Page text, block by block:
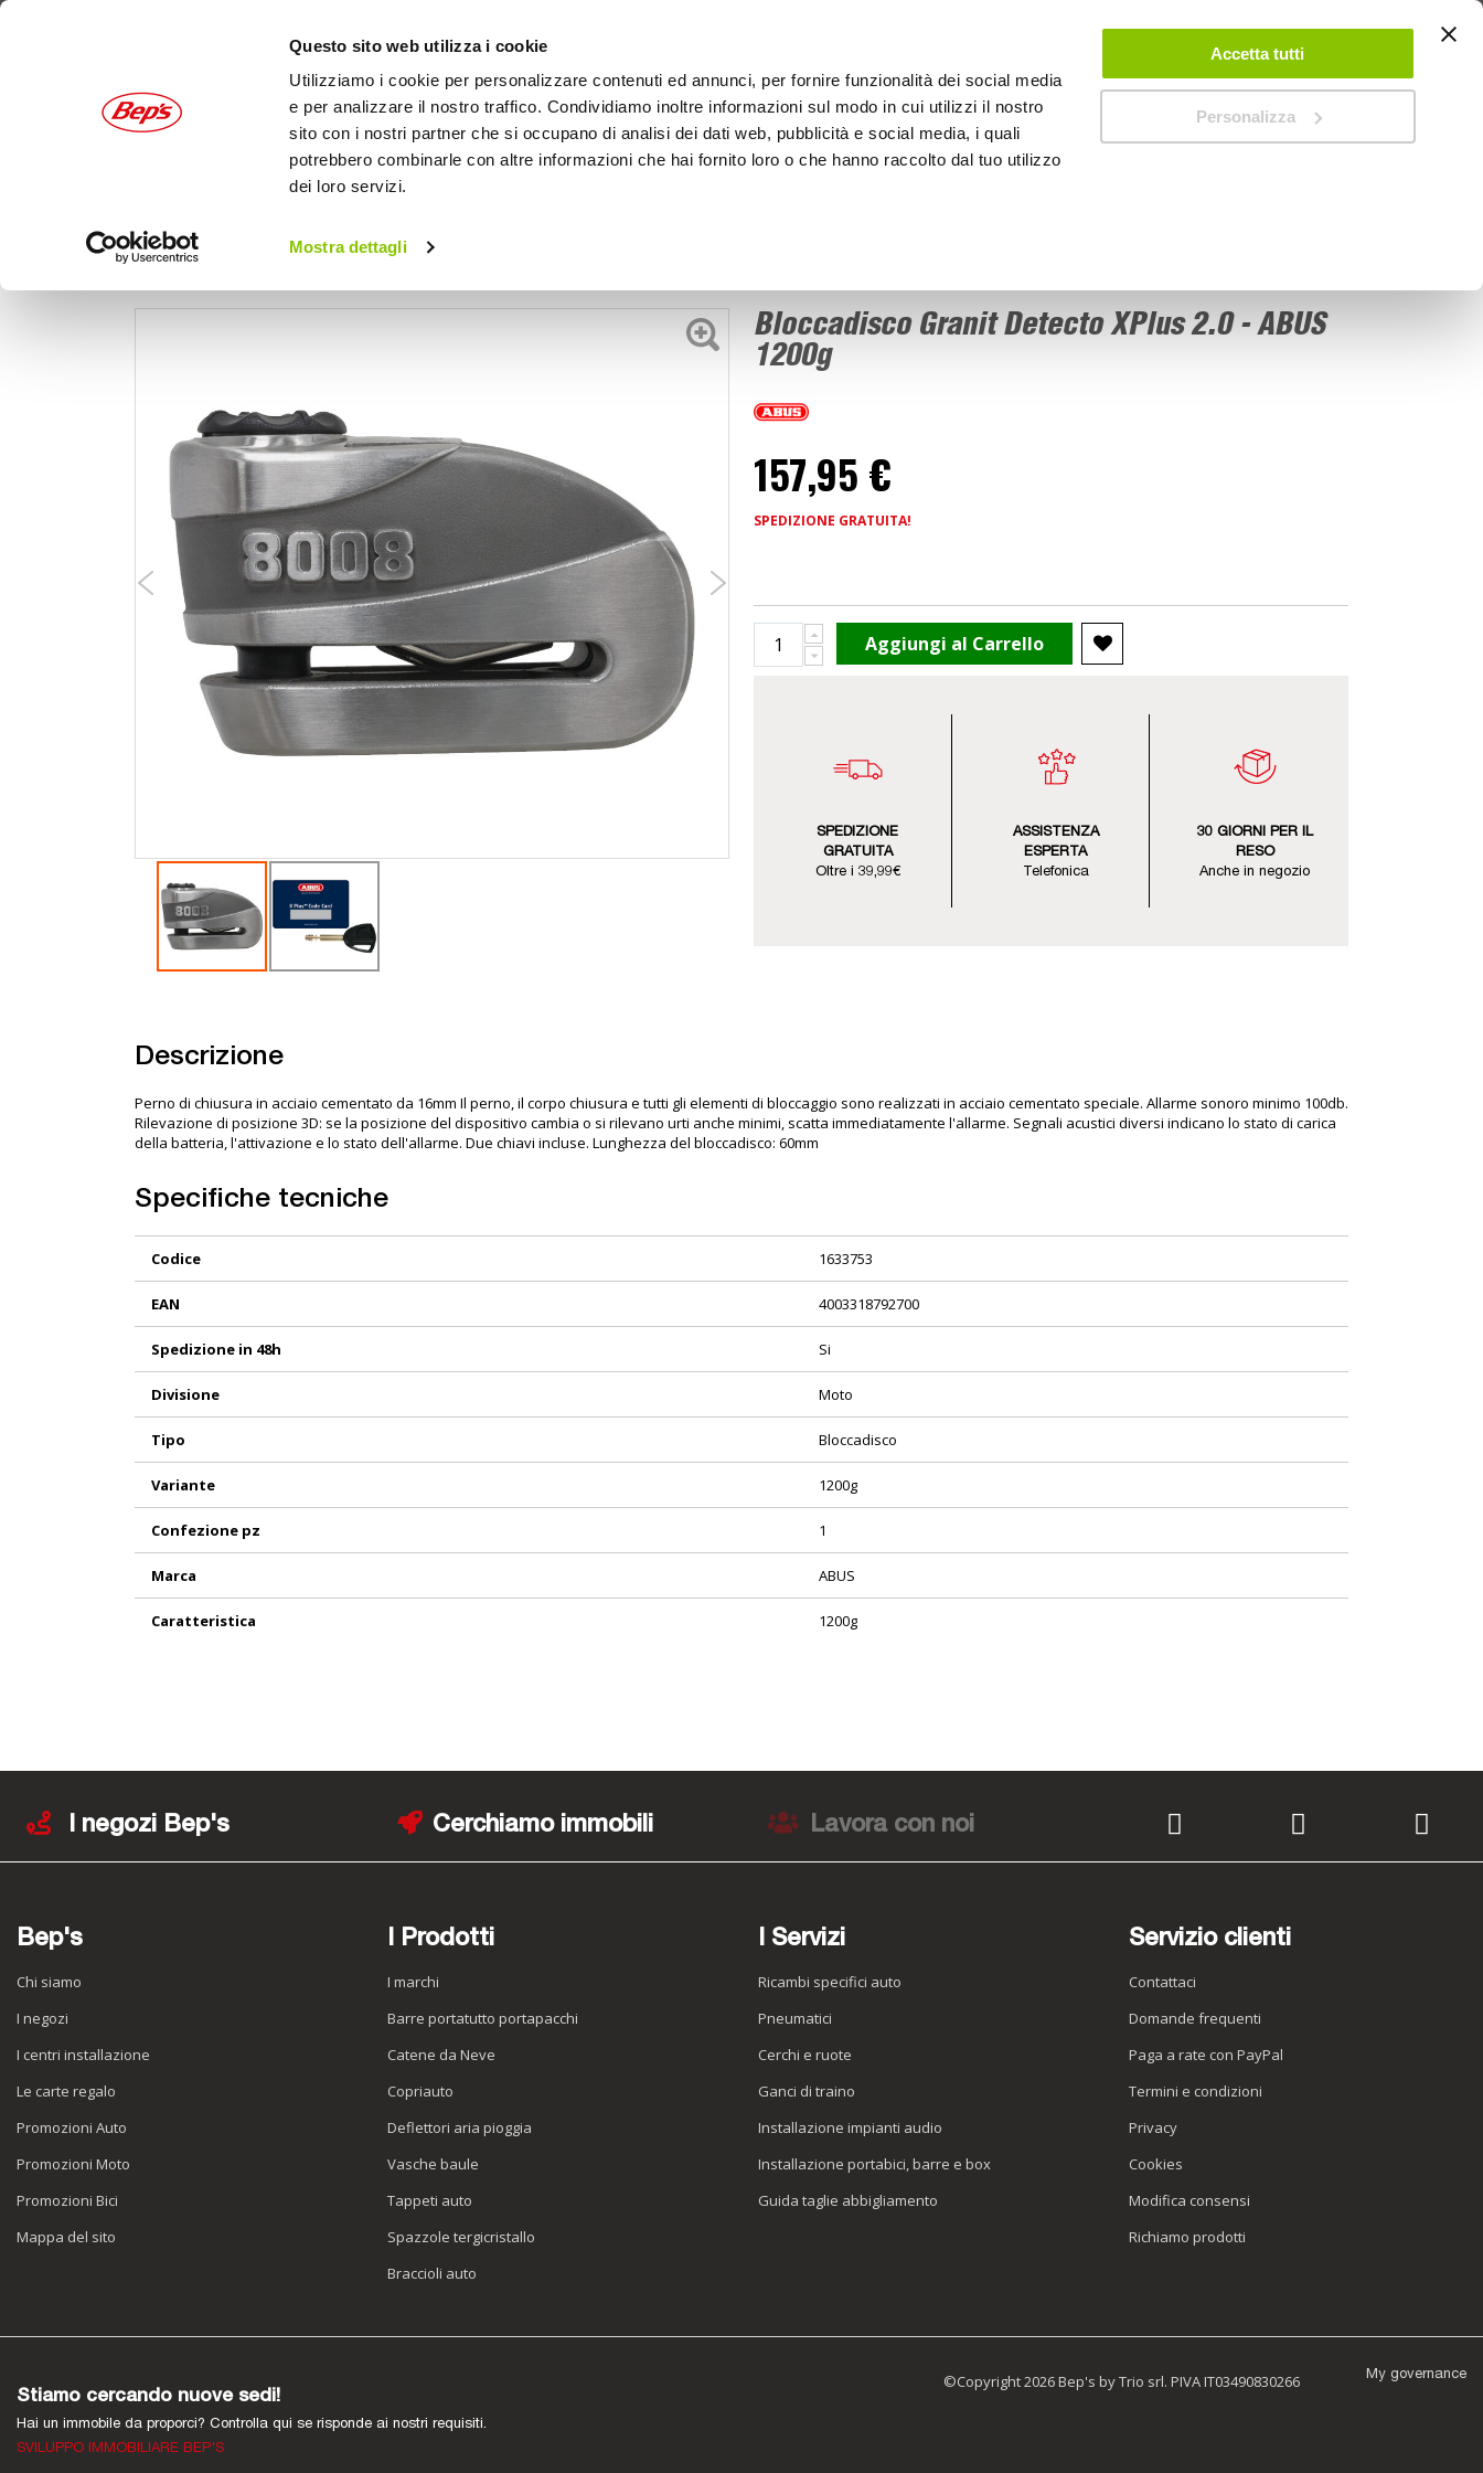
Questo sito web utilizza i cookie
Utilizziamo i cookie per personalizzare contenuti ed annunci, per fornire funzionalità dei social media
e per analizzare il nostro traffico. Condividiamo inoltre informazioni sul modo in cui utilizzi il nostro
sito con i nostri partner che si occupano di analisi dei dati web, pubblicità e social media, i quali
potrebbero combinarle con altre informazioni che hai fornito loro o che hanno raccolto dal tuo utilizzo
dei loro servizi.
Mostra dettagli
Accetta tutti
Personalizza
CONTATTACI NEGOZI IL MIO NEGOZIO
Bloccadisco Granit Detecto XPlus 2.0 - ABUS
1200g
157,95 €
SPEDIZIONE GRATUITA!
Aggiungi al Carrello
SPEDIZIONE
GRATUITA
Oltre i 39,99€
ASSISTENZA
ESPERTA
Telefonica
30 GIORNI PER IL
RESO
Anche in negozio
Descrizione
Perno di chiusura in acciaio cementato da 16mm Il perno, il corpo chiusura e tutti gli elementi di bloccaggio sono realizzati in acciaio cementato speciale. Allarme sonoro minimo 100db.
Rilevazione di posizione 3D: se la posizione del dispositivo cambia o si rilevano urti anche minimi, scatta immediatamente l'allarme. Segnali acustici diversi indicano lo stato di carica
della batteria, l'attivazione e lo stato dell'allarme. Due chiavi incluse. Lunghezza del bloccadisco: 60mm
Specifiche tecniche
Informazioni
Codice 1633753
EAN 4003318792700
Spedizione in 48h Si
Divisione Moto
Tipo Bloccadisco
Variante 1200g
Confezione pz 1
Marca ABUS
Caratteristica 1200g
I negozi Bep's Cerchiamo immobili Lavora con noi
Bep's
Chi siamo
I negozi
I centri installazione
Le carte regalo
Promozioni Auto
Promozioni Moto
Promozioni Bici
Mappa del sito
I Prodotti
I marchi
Barre portatutto portapacchi
Catene da Neve
Copriauto
Deflettori aria pioggia
Vasche baule
Tappeti auto
Spazzole tergicristallo
Braccioli auto
I Servizi
Ricambi specifici auto
Pneumatici
Cerchi e ruote
Ganci di traino
Installazione impianti audio
Installazione portabici, barre e box
Guida taglie abbigliamento
Servizio clienti
Contattaci
Domande frequenti
Paga a rate con PayPal
Termini e condizioni
Privacy
Cookies
Modifica consensi
Richiamo prodotti
Stiamo cercando nuove sedi!
Hai un immobile da proporci? Controlla qui se risponde ai nostri requisiti.
SVILUPPO IMMOBILIARE BEP'S
My governance
©Copyright 2026 Bep's by Trio srl. PIVA IT03490830266